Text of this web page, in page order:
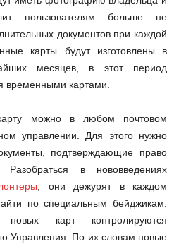
пользователям больше не
документов при каждой
карты будут изготовлены в
месяцев, в этот период
временными картами.
можно в любом почтовом
управлении. Для этого нужно
подтверждающие право
в нововведениях
, они дежурят в каждом
по специальным бейджикам.
карт контролируются
Управления. По их словам новые